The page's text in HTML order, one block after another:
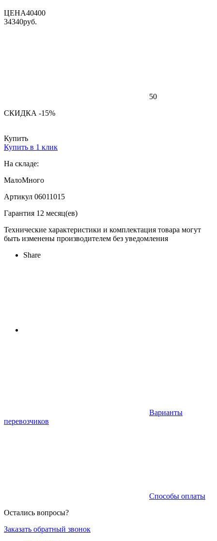
ЦЕНА40400
34340руб.
50
СКИДКА -15%
Купить
Купить в 1 клик
На складе:
МалоМного
Артикул 06011015
Гарантия 12 месяц(ев)
Технические характеристики и комплектация товара могут
быть изменены производителем без уведомления
Share
Варианты
перевозчиков
Способы оплаты
Остались вопросы?
Заказать обратный звонок